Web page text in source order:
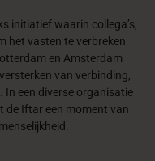
initiatief waarin collega’s,
het vasten te verbreken
en Amsterdam
van verbinding,
In een diverse organisatie
de Iftar een moment van